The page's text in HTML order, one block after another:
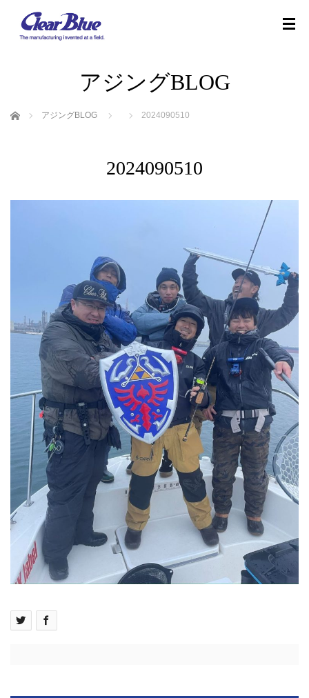
アジングBLOG
ホーム アジングBLOG 2024090510
2024090510